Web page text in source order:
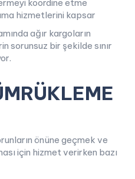
koordine etme
hizmetlerini kapsar
ağır kargoların
sorunsuz bir şekilde sınır
önüne geçmek ve
için hizmet verirken bazı